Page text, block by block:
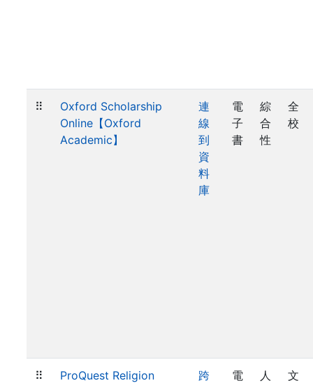
⠿
Oxford Scholarship
Online【Oxford
Academic】
連
線
到
資
料
庫
電
子
書
綜
合
性
全
校
⠿
ProQuest Religion
跨
電
人
文